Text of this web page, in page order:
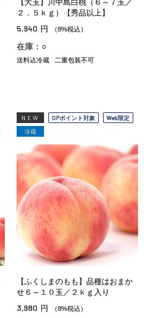
【大玉】川中島白桃（６～７玉／
２．５ｋｇ）【秀品以上】
5,940 円 （8%税込）
在庫：○
送料込冷蔵 二重包装不可
NEW OPポイント対象
Web限定
冷蔵
【ふくしまのもも】品種はおまか
せ６～１０玉／２ｋｇ入り
3,980 円 （8%税込）